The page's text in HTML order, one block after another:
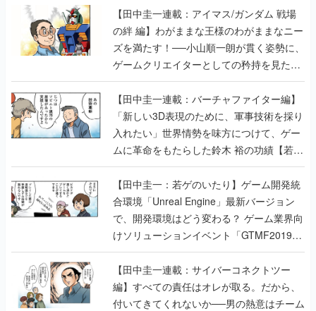
【田中圭一連載：アイマス/ガンダム 戦場
の絆 編】わがままな王様のわがままなニー
ズを満たす！──小山順一朗が貫く姿勢に、
ゲームクリエイターとしての矜持を見た
【若ゲのいたり最終回】
【田中圭一連載：バーチャファイター編】
「新しい3D表現のために、軍事技術を採り
入れたい」世界情勢を味方につけて、ゲー
ムに革命をもたらした鈴木 裕の功績【若ゲ
のいたり】
【田中圭一：若ゲのいたり】ゲーム開発統
合環境「Unreal Engine」最新バージョン
で、開発環境はどう変わる？ ゲーム業界向
けソリューションイベント「GTMF2019」
に行って、より理解を深めよう【PR】
【田中圭一連載：サイバーコネクトツー
編】すべての責任はオレが取る。だから、
付いてきてくれないか──男の熱意はチーム